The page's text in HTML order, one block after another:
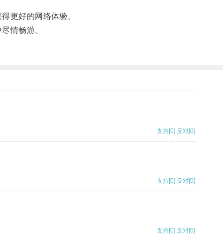
更好的网络体验。
情畅游。
支持[0] 反对[0]
支持[0] 反对[0]
支持[0] 反对[0]